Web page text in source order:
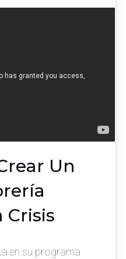
Un
Crisis
en su programa